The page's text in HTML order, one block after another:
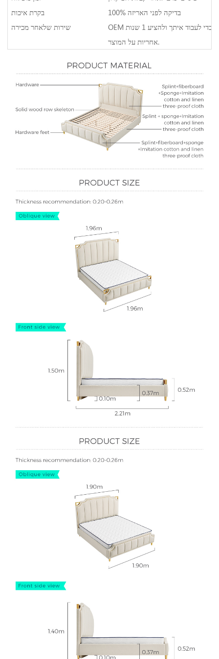
בקרת איכות
100% בדיקה לפני האריזה
שירות שלאחר מכירה
OEM ובהתאמה אישית ברוכים הבאים! אנחנו תמיד כאן כדי לעבוד איתך ולהציע 1 שנות
אחריות על המוצר.